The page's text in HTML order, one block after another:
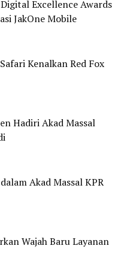
Excellence Awards
JakOne Mobile
Kenalkan Red Fox
Hadiri Akad Massal
Akad Massal KPR
Wajah Baru Layanan